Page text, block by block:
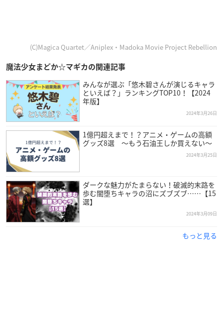
(C)Magica Quartet／Aniplex・Madoka Movie Project Rebellion
魔法少女まどか☆マギカの関連記事
みんなが選ぶ「悠木碧さんが演じるキャラ
といえば？」ランキングTOP10！【2024
年版】
2024年3月26日
1億円超えまで！？アニメ・ゲームの高額
グッズ8選 ～もう石油王しか買えない～
2024年3月25日
ダークな魅力がたまらない！破滅的末路を
歩む闇堕ちキャラの沼にズブズブ……【15
選】
2024年3月09日
もっと見る